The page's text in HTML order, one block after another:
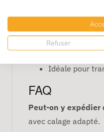
Dimensions :
Idéale pour
FAQ
Peut-on y expédier
avec calage adapté.
Refuser